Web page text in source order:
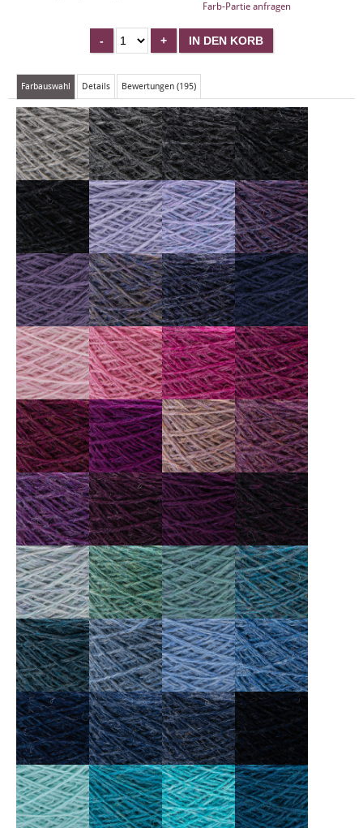
Farb-Partie anfragen
Farbauswahl Details Bewertungen (195)